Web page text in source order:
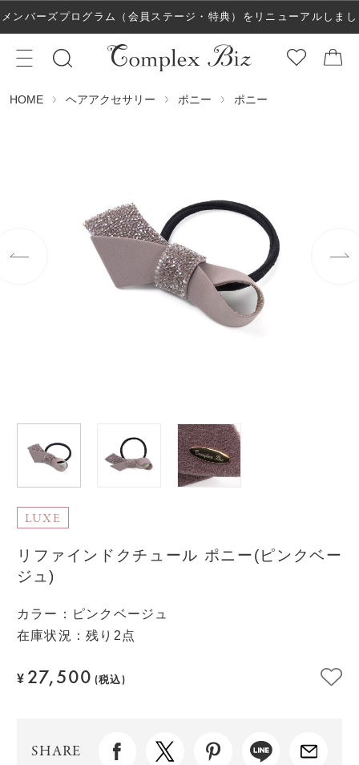
メンバーズプログラム（会員ステージ・特典）をリニューアルしまし
た！
HOME ヘアアクセサリー ポニー ポニー
LUXE
リファインドクチュール ポニー(ピンクベー
ジュ)
カラー ：
ピンクベージュ
在庫状況：残り2点
¥ 27,500 (税込)
SHARE